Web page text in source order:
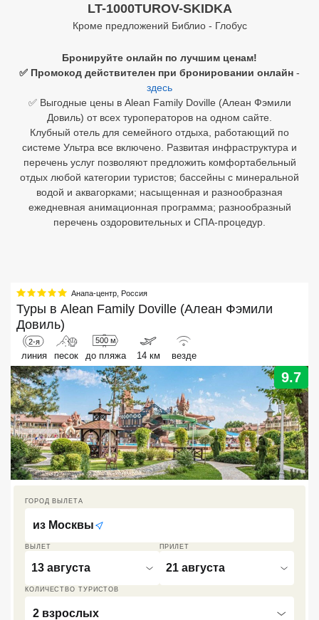
LT-1000TUROV-SKIDKA
Кроме предложений Библио - Глобус
Бронируйте онлайн по лучшим ценам!
✅ Промокод действителен при бронировании онлайн -
здесь
✅ Выгодные цены в Alean Family Doville (Алеан Фэмили
Довиль) от всех туроператоров на одном сайте.
Клубный отель для семейного отдыха, работающий по
системе Ультра все включено. Развитая инфраструктура и
перечень услуг позволяют предложить комфортабельный
отдых любой категории туристов; бассейны с минеральной
водой и аквагорками; насыщенная и разнообразная
ежедневная анимационная программа; разнообразный
перечень оздоровительных и СПА-процедур.
Анапа-центр, Россия
Туры в Alean Family Doville (Алеан Фэмили
Довиль)
2-я
линия песок
500 м
до пляжа 14 км везде
9.7
ВЫЛЕТ
13 августа
ПРИЛЕТ
21 августа
КОЛИЧЕСТВО ТУРИСТОВ
2 взрослых
ГОРОД ВЫЛЕТА
из Москвы
Вьетнам
Хайнань
Северный Гоа
Южный Гоа
Большой Сочи
Кав Мин Воды
Экскурсионные туры
VIP отели 5 звезд
ТОП 10 лучших отелей 5*
ТОП 10 недорогих отелей
5*
Недорогие отели 3*